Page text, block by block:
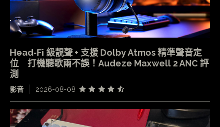
Head-Fi 級靚聲 + 支援 Dolby Atmos 精準聲音定
位 打機聽歌兩不誤！Audeze Maxwell 2 ANC 評
測
影音 2026-08-08